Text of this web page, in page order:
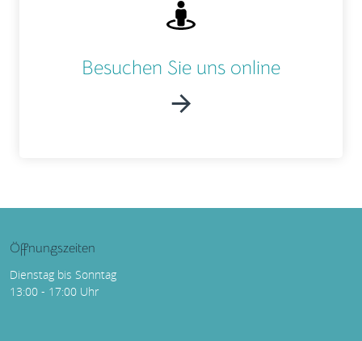
Besuchen Sie uns online
Öffnungszeiten
Dienstag bis Sonntag
13:00 - 17:00 Uhr